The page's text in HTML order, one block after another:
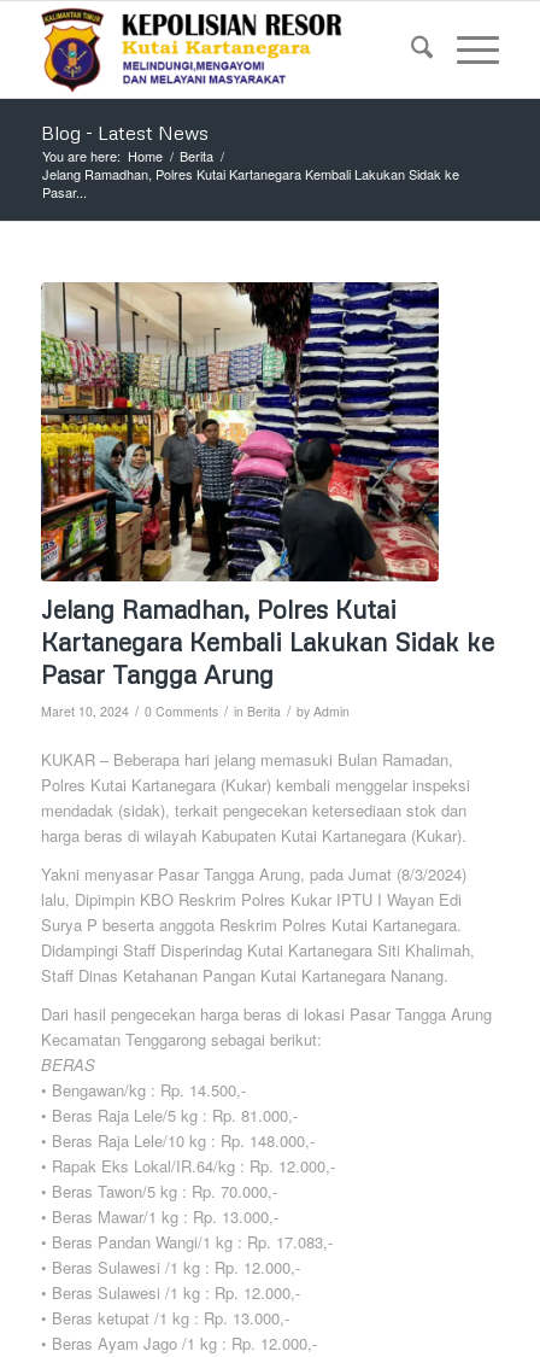
Blog - Latest News
You are here: Home / Berita /
Jelang Ramadhan, Polres Kutai Kartanegara Kembali Lakukan Sidak ke
Pasar...
Jelang Ramadhan, Polres Kutai
Kartanegara Kembali Lakukan Sidak ke
Pasar Tangga Arung
Maret 10, 2024 / 0 Comments / in Berita / by Admin
KUKAR – Beberapa hari jelang memasuki Bulan Ramadan,
Polres Kutai Kartanegara (Kukar) kembali menggelar inspeksi
mendadak (sidak), terkait pengecekan ketersediaan stok dan
harga beras di wilayah Kabupaten Kutai Kartanegara (Kukar).
Yakni menyasar Pasar Tangga Arung, pada Jumat (8/3/2024)
lalu, Dipimpin KBO Reskrim Polres Kukar IPTU I Wayan Edi
Surya P beserta anggota Reskrim Polres Kutai Kartanegara.
Didampingi Staff Disperindag Kutai Kartanegara Siti Khalimah,
Staff Dinas Ketahanan Pangan Kutai Kartanegara Nanang.
Dari hasil pengecekan harga beras di lokasi Pasar Tangga Arung
Kecamatan Tenggarong sebagai berikut:
BERAS
• Bengawan/kg : Rp. 14.500,-
• Beras Raja Lele/5 kg : Rp. 81.000,-
• Beras Raja Lele/10 kg : Rp. 148.000,-
• Rapak Eks Lokal/IR.64/kg : Rp. 12.000,-
• Beras Tawon/5 kg : Rp. 70.000,-
• Beras Mawar/1 kg : Rp. 13.000,-
• Beras Pandan Wangi/1 kg : Rp. 17.083,-
• Beras Sulawesi /1 kg : Rp. 12.000,-
• Beras Sulawesi /1 kg : Rp. 12.000,-
• Beras ketupat /1 kg : Rp. 13.000,-
• Beras Ayam Jago /1 kg : Rp. 12.000,-